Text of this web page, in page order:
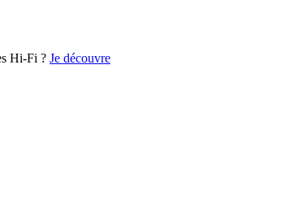
Hi-Fi ? Je découvre